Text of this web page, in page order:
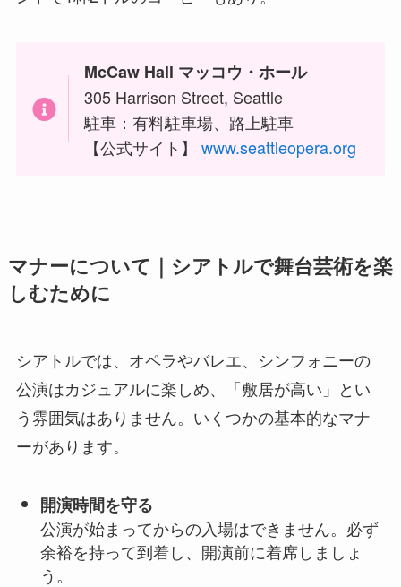
McCaw Hall マッコウ・ホール
305 Harrison Street, Seattle
駐車：有料駐車場、路上駐車
【公式サイト】www.seattleopera.org
マナーについて｜シアトルで舞台芸術を楽
しむために
シアトルでは、オペラやバレエ、シンフォニーの
公演はカジュアルに楽しめ、「敷居が高い」とい
う雰囲気はありません。いくつかの基本的なマナ
ーがあります。
開演時間を守る
公演が始まってからの入場はできません。必ず
余裕を持って到着し、開演前に着席しましょ
う。